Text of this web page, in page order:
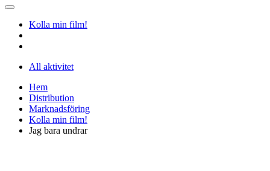
Kolla min film!
All aktivitet
Hem
Distribution
Marknadsföring
Kolla min film!
Jag bara undrar